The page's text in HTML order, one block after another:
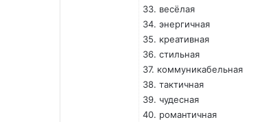
33. весёлая
34. энергичная
35. креативная
36. стильная
37. коммуникабельная
38. тактичная
39. чудесная
40. романтичная